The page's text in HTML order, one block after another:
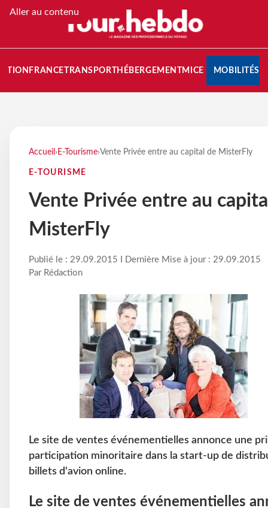
Aller au contenu
FRANCETRANSPORT HÉBERGEMENTMICE MOBILITÉS
Accueil › E-Tourisme›Vente Privée entre au capital de MisterFly
E-TOURISME
Vente Privée entre au
MisterFly
Publié le : 29.09.2015 I Dernière Mise à jour : 29.09.2015
Par Rédaction
Le site de ventes événementielles annonce une
participation minoritaire dans la start-up de
billets d'avion online.
Le site de ventes événementielles